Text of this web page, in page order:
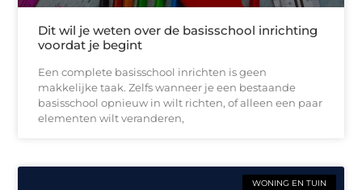
Dit wil je weten over de basisschool inrichting
voordat je begint
Een complete basisschool inrichten is geen
makkelijke taak. Zelfs wanneer je een bestaande
basisschool opnieuw in wilt richten, of alleen een paar
elementen wilt veranderen,
WONING EN TUIN